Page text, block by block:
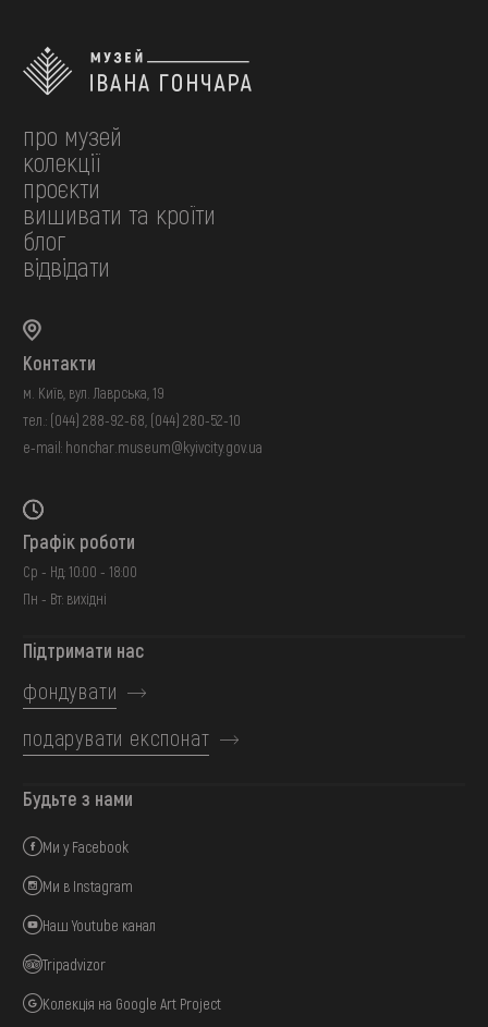
про музей
колекції
проєкти
вишивати та кроїти
блог
відвідати
Контакти
м. Київ, вул. Лаврська, 19
тел.: (044) 288-92-68 (044) 280-52-10
e-mail: honchar.museum@kyivcity.gov.ua
Графік роботи
Ср - Нд: 10:00 - 18:00
Пн - Вт: вихідні
Підтримати нас
фондувати
подарувати експонат
Будьте з нами
Ми у Facebook
Ми в Instagram
Наш Youtube канал
Tripadvizor
Колекція на Google Art Project